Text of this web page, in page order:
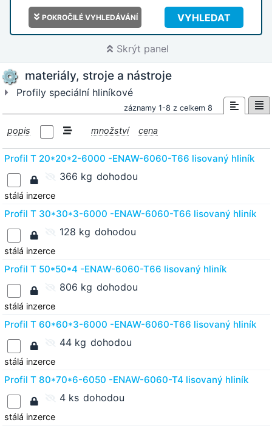
POKROČILÉ VYHLEDÁVÁNÍ VYHLEDAT
Skrýt panel
materiály, stroje a nástroje
Profily speciální hliníkové
záznamy 1-8 z celkem 8
popis množství cena
Profil T 20*20*2-6000 -ENAW-6060-T66 lisovaný hliník
366 kg dohodou
stálá inzerce
Profil T 30*30*3-6000 -ENAW-6060-T66 lisovaný hliník
128 kg dohodou
stálá inzerce
Profil T 50*50*4 -ENAW-6060-T66 lisovaný hliník
806 kg dohodou
stálá inzerce
Profil T 60*60*3-6000 -ENAW-6060-T66 lisovaný hliník
44 kg dohodou
stálá inzerce
Profil T 80*70*6-6050 -ENAW-6060-T4 lisovaný hliník
4 ks dohodou
stálá inzerce